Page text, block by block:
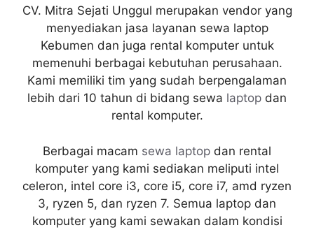
CV. Mitra Sejati Unggul merupakan vendor yang
menyediakan jasa layanan sewa laptop
Kebumen dan juga rental komputer untuk
memenuhi berbagai kebutuhan perusahaan.
Kami memiliki tim yang sudah berpengalaman
lebih dari 10 tahun di bidang sewa laptop dan
rental komputer.
Berbagai macam sewa laptop dan rental
komputer yang kami sediakan meliputi intel
celeron, intel core i3, core i5, core i7, amd ryzen
3, ryzen 5, dan ryzen 7. Semua laptop dan
komputer yang kami sewakan dalam kondisi